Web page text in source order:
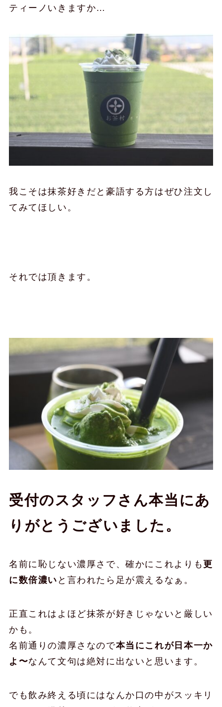
ティーノいきますか…
我こそは抹茶好きだと豪語する方はぜひ注文し
てみてほしい。
それでは頂きます。
受付のスタッフさん本当にあ
りがとうございました。
名前に恥じない濃厚さで、確かにこれよりも 更
に数倍濃い と言われたら足が震えるなぁ。
正直これはよほど抹茶が好きじゃないと厳しい
かも。
名前通りの濃厚さなので本当にこれが日本一か
よ〜なんて文句は絶対に出ないと思います。
でも飲み終える頃にはなんか口の中がスッキリ